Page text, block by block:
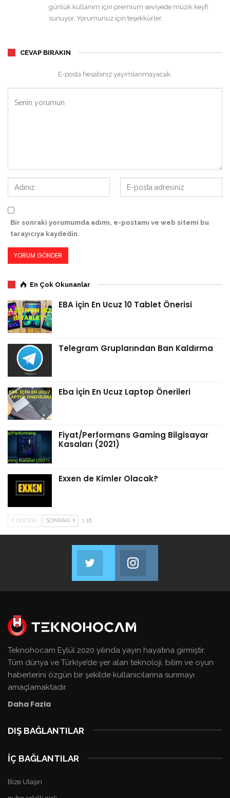
günlük kullanım için premium seviyede müzik keyfi
sunuyor. Yorumunuz için teşekkürler.
CEVAP BIRAKIN
E-posta hesabınız yayımlanmayacak.
Bir sonraki yorumumda adımı, e-postamı ve web sitemi bu
tarayıcıya kaydedin.
En Çok Okunanlar
EBA için En Ucuz 10 Tablet Önerisi
Telegram Gruplarından Ban Kaldırma
Eba İçin En Ucuz Laptop Önerileri
Fiyat/Performans Gaming Bilgisayar
Kasaları (2021)
Exxen de Kimler Olacak?
ÖNCEKI SONRAKI 1 16
Twitter
Bizi Takip Et!
Teknohocam Eylül 2020 yılında yayın hayatına girmiştir.
Tüm dünya ve Türkiye’de yer alan teknoloji, bilim ve oyun
haberlerini özgün bir şekilde kullanıcılarına sunmayı
amaçlamaktadır.
Daha Fazla
DIŞ BAĞLANTILAR
deneme
bonusu
İÇ BAĞLANTILAR
Bize Ulaşın